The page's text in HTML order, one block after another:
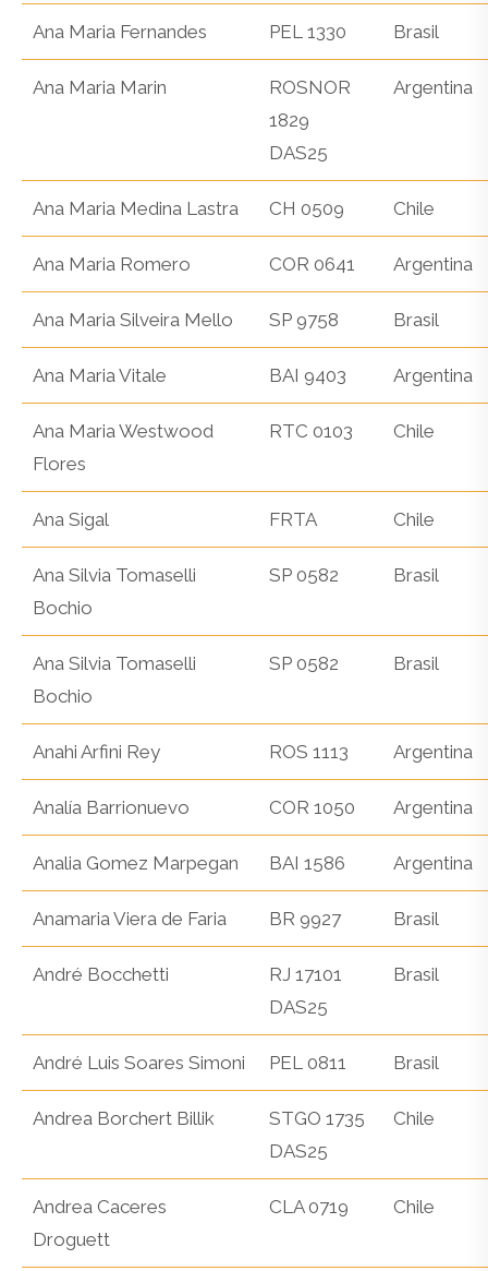
Ana Maria Fernandes PEL 1330 Brasil
Ana Maria Marin
ROSNOR
1829
DAS25
Argentina
Ana Maria Medina Lastra CH 0509 Chile
Ana Maria Romero COR 0641 Argentina
Ana Maria Silveira Mello SP 9758 Brasil
Ana Maria Vitale BAI 9403 Argentina
Ana Maria Westwood
Flores
RTC 0103 Chile
Ana Sigal FRTA Chile
Ana Silvia Tomaselli
Bochio
SP 0582 Brasil
Ana Silvia Tomaselli
Bochio
SP 0582 Brasil
Anahi Arfini Rey ROS 1113 Argentina
Analía Barrionuevo COR 1050 Argentina
Analia Gomez Marpegan BAI 1586 Argentina
Anamaria Viera de Faria BR 9927 Brasil
André Bocchetti
RJ 17101
DAS25
Brasil
André Luis Soares Simoni PEL 0811 Brasil
Andrea Borchert Billik
STGO 1735
DAS25
Chile
Andrea Caceres
Droguett
CLA 0719 Chile